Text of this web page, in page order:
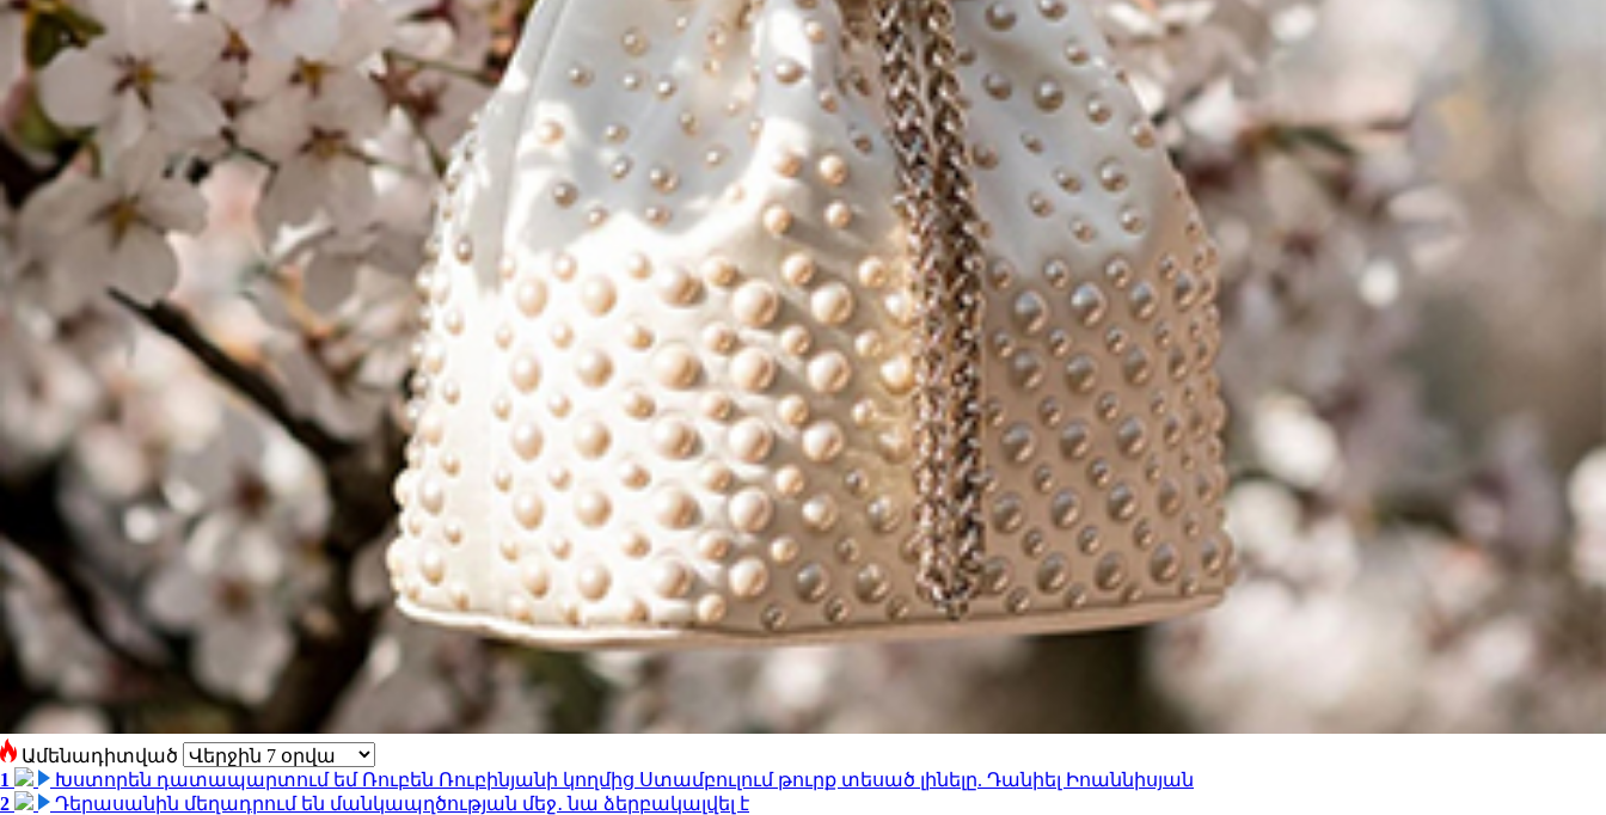
Ամենադիտված
1
Խստորեն դատապարտում եմ Ռուբեն Ռուբինյանի կողմից Ստամբուլում թուրք տեսած լինելը. Դանիել Իոաննիսյան
2
Դերասանին մեղադրում են մանկապղծության մեջ․ նա ձերբակալվել է